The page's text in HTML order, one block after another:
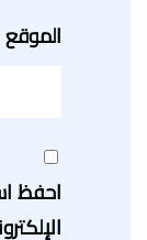
الموقع
احفظ